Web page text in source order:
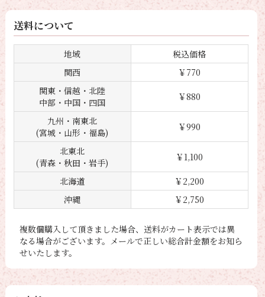
送料について
地域
税込価格
関西
￥770
関東・信越・北陸
中部・中国・四国
￥880
九州・南東北
(宮城・山形・福島)
￥990
北東北
(青森・秋田・岩手)
￥1,100
北海道
￥2,200
沖縄
￥2,750
複数個購入して頂きました場合、送料がカート表示では異
なる場合がございます。メールで正しい総合計金額をお知ら
せいたします。